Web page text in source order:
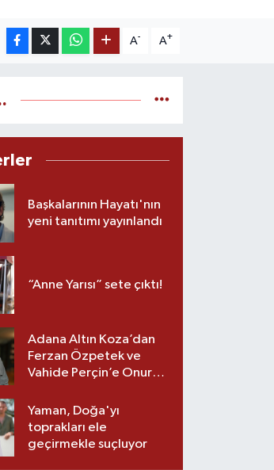
A- A+
Başkalarının Hayatı'nın
yeni tanıtımı yayınlandı
“Anne Yarısı” sete çıktı!
Adana Altın Koza’dan
Ferzan Özpetek ve
Vahide Perçin’e Onur
Yaman, Doğa'yı
toprakları ele
geçirmekle suçluyor